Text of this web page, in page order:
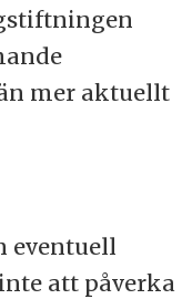
mer aktuellt
eventuell
att påverka